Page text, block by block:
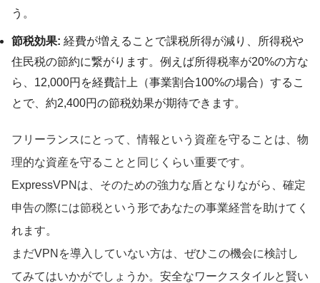
う。
節税効果: 経費が増えることで課税所得が減り、所得税や
住民税の節約に繋がります。例えば所得税率が20%の方な
ら、12,000円を経費計上（事業割合100%の場合）するこ
とで、約2,400円の節税効果が期待できます。
フリーランスにとって、情報という資産を守ることは、物
理的な資産を守ることと同じくらい重要です。
ExpressVPNは、そのための強力な盾となりながら、確定
申告の際には節税という形であなたの事業経営を助けてく
れます。
まだVPNを導入していない方は、ぜひこの機会に検討し
てみてはいかがでしょうか。安全なワークスタイルと賢い